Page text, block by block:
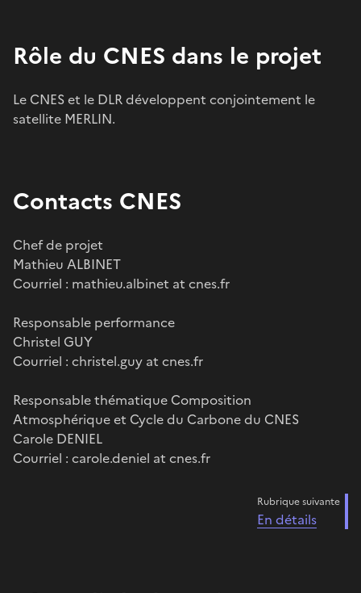
Rôle du CNES dans le projet
Le CNES et le DLR développent conjointement le
satellite MERLIN.
Contacts CNES
Chef de projet
Mathieu ALBINET
Courriel : mathieu.albinet at cnes.fr
Responsable performance
Christel GUY
Courriel : christel.guy at cnes.fr
Responsable thématique Composition
Atmosphérique et Cycle du Carbone du CNES
Carole DENIEL
Courriel : carole.deniel at cnes.fr
Rubrique suivante
En détails